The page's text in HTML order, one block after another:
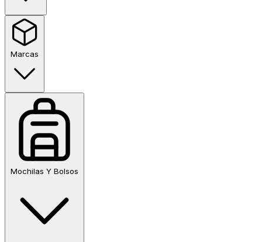
Marcas
Mochilas Y Bolsos